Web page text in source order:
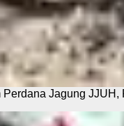
Perdana Jagung